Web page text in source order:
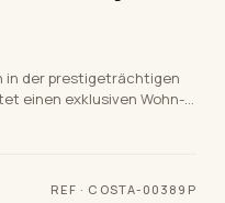
in der prestigeträchtigen
einen exklusiven Wohn-
an…
REF · COSTA-00389P